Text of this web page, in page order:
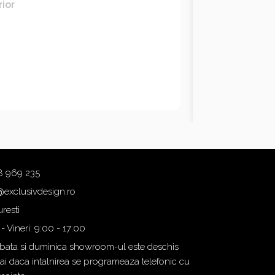
969 235
Vineri: 9:00 - 17:00
si duminica showroom-ul este deschis
daca intalnirea se programeaza telefonic cu